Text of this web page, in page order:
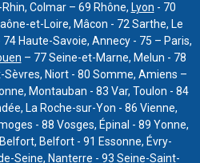
Colmar – 69 Rhône, Lyon - 70
et-Loire, Mâcon - 72 Sarthe, Le
Haute-Savoie, Annecy - 75 – Paris,
– 77 Seine-et-Marne, Melun - 78
Sèvres, Niort - 80 Somme, Amiens –
Montauban - 83 Var, Toulon - 84
La Roche-sur-Yon - 86 Vienne,
- 88 Vosges, Épinal - 89 Yonne,
Belfort - 91 Essonne, Évry-
Seine, Nanterre - 93 Seine-Saint-